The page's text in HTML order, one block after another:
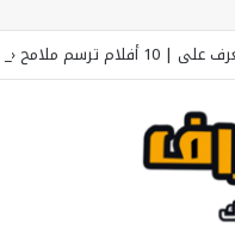
أفلام ترسم ملامح «فينيسيا السينمائي 2026»